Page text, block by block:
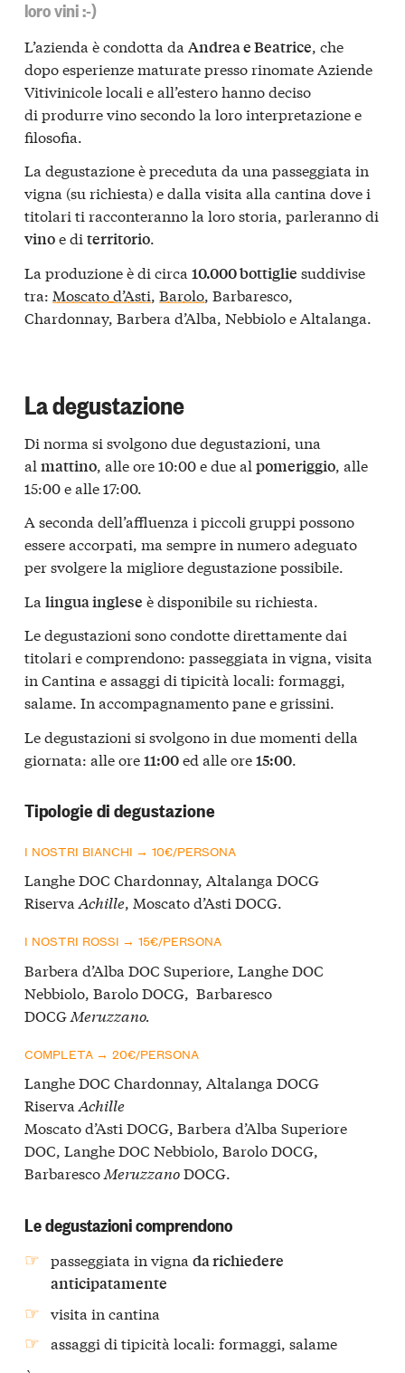
loro vini :-)
L’azienda è condotta da Andrea e Beatrice, che
dopo esperienze maturate presso rinomate Aziende
Vitivinicole locali e all’estero hanno deciso
di produrre vino secondo la loro interpretazione e
filosofia.
La degustazione è preceduta da una passeggiata in
vigna (su richiesta) e dalla visita alla cantina dove i
titolari ti racconteranno la loro storia, parleranno di
vinoe di territorio.
La produzione è di circa 10.000 bottiglie suddivise
tra: Moscato d’Asti, Barolo, Barbaresco,
Chardonnay, Barbera d’Alba, Nebbiolo e Altalanga.
La degustazione
Di norma si svolgono due degustazioni, una
al mattino , alle ore 10:00 e due al pomeriggio , alle
15:00 e alle 17:00.
A seconda dell’affluenza i piccoli gruppi possono
essere accorpati, ma sempre in numero adeguato
per svolgere la migliore degustazione possibile.
La lingua inglese è disponibile su richiesta.
Le degustazioni sono condotte direttamente dai
titolari e comprendono: passeggiata in vigna, visita
in Cantina e assaggi di tipicità locali: formaggi,
salame. In accompagnamento pane e grissini.
Le degustazioni si svolgono in due momenti della
giornata: alle ore11:00ed alle ore15:00.
Tipologie di degustazione
I NOSTRI BIANCHI → 10€/PERSONA
Langhe DOC Chardonnay, Altalanga DOCG
Riserva Achille, Moscato d’Asti DOCG.
I NOSTRI ROSSI → 15€/PERSONA
Barbera d’Alba DOC Superiore, Langhe DOC
Nebbiolo, Barolo DOCG, Barbaresco
DOCG Meruzzano.
COMPLETA → 20€/PERSONA
Langhe DOC Chardonnay, Altalanga DOCG
Riserva Achille
Moscato d’Asti DOCG, Barbera d’Alba Superiore
DOC, Langhe DOC Nebbiolo, Barolo DOCG,
BarbarescoMeruzzanoDOCG.
Le degustazioni comprendono
passeggiata in vignada richiedere
anticipatamente
visita in cantina
assaggi di tipicità locali: formaggi, salame